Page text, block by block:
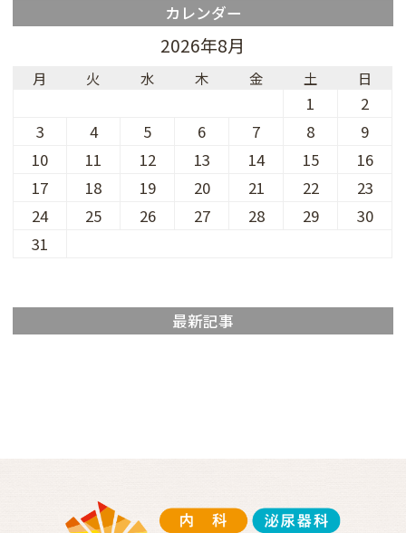
カレンダー
2026年8月
月 火 水 木 金 土 日
1
2
3
4 5 6 7 8
9
10
11 12 13 14 15
16
17
18 19 20 21 22
23
24
25 26 27 28 29
30
31
最新記事